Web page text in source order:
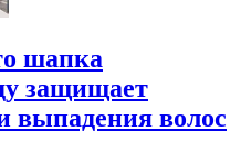
шапка
защищает
выпадения волос